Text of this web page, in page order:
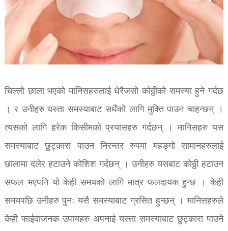
चिल्लो छाला भएको मानिसहरुलाई धेरैजसो कोठ्ठीको समस्या हुने गर्दछ
। र उनीहरु यस्ता समस्याबाट सधैंको लागि मुक्ति पाउन चाहन्छन् ।
त्यसको लागि हरेक किसीमको प्रयासहरु गर्दछन् । मानिसहरु यस
समस्याबाट छुट्कारा पाउन निरन्तर रुपमा महङ्गो सामानहरुलाई
छालामा दलेर हटाउने कोशिश गर्दछन् । उनीहरु यसबाट कोठ्ठी हटाउन
सफल भएपनि यो केही समयको लागि मात्र फलदायक हुन्छ । केही
समयपछि उनीहरु पुनः यसै समस्याबाट ग्रसित हुन्छन् । मानिसहरुले
केही फाईदाजनक उपायहरु अपनाई यस्ता समस्याबाट छुट्कारा पाउने